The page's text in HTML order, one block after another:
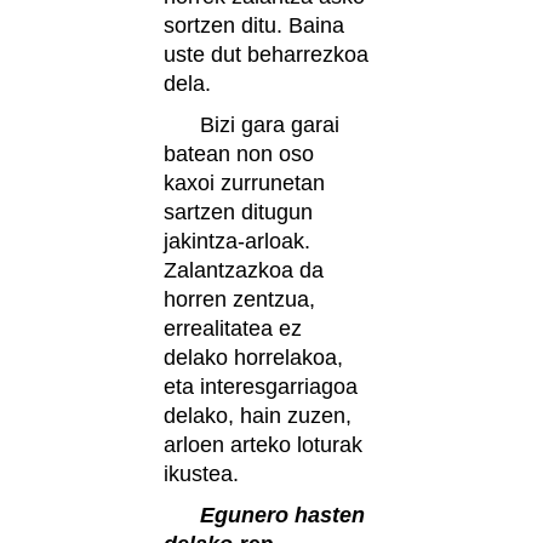
sortzen ditu. Baina
uste dut beharrezkoa
dela.
Bizi gara garai
batean non oso
kaxoi zurrunetan
sartzen ditugun
jakintza-arloak.
Zalantzazkoa da
horren zentzua,
errealitatea ez
delako horrelakoa,
eta interesgarriagoa
delako, hain zuzen,
arloen arteko loturak
ikustea.
Egunero hasten